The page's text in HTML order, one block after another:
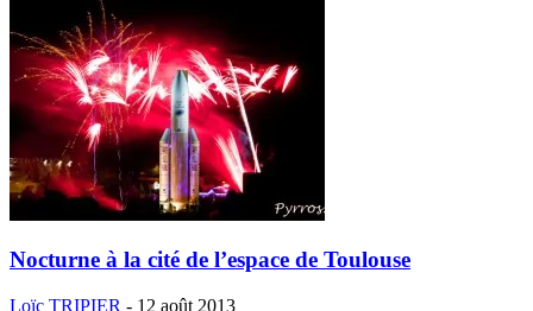
Nocturne à la cité de l’espace de Toulouse
Loïc TRIPIER - 12 août 2013